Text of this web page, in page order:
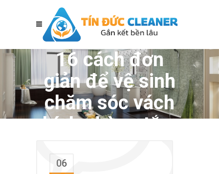
16 cách đơn
giản để vệ sinh
chăm sóc vách
kính phòng tắm
06